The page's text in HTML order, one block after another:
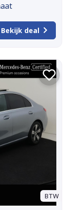
Bekijk deal
BTW